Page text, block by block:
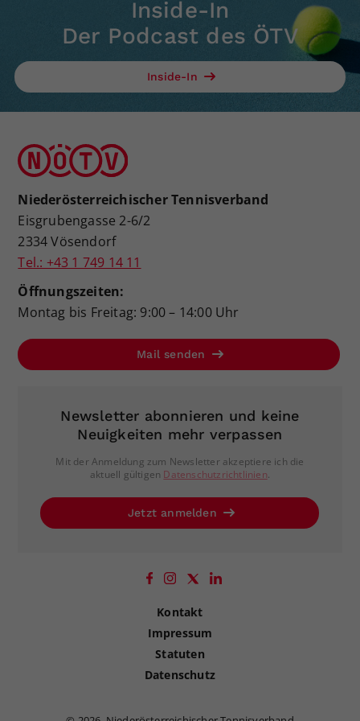
Inside-In
Der Podcast des ÖTV
Inside-In
Niederösterreichischer Tennisverband
Eisgrubengasse 2-6/2
2334 Vösendorf
Tel.: +43 1 749 14 11
Öffnungszeiten:
Montag bis Freitag: 9:00 – 14:00 Uhr
Mail senden
Newsletter abonnieren und keine
Neuigkeiten mehr verpassen
Mit der Anmeldung zum Newsletter akzeptiere ich die
aktuell gültigen Datenschutzrichtlinien.
Jetzt anmelden
Kontakt
Impressum
Statuten
Datenschutz